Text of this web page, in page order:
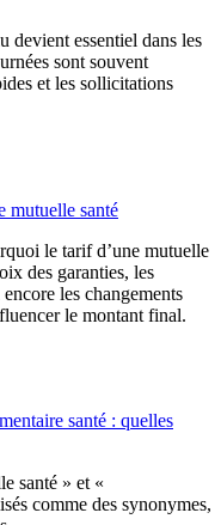
devient essentiel dans les
sont souvent
et les sollicitations
mutuelle santé
le tarif d’une mutuelle
des garanties, les
les changements
le montant final.
santé : quelles
santé » et «
comme des synonymes,